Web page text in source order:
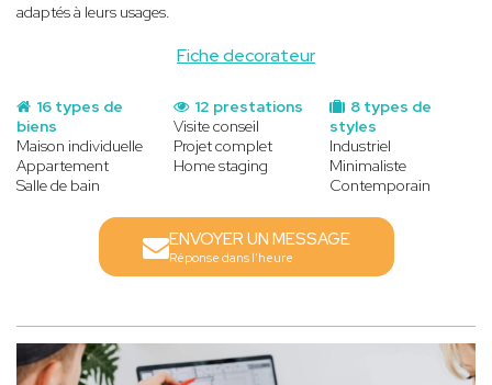
Fiche decorateur
adaptés à leurs usages.
16 types de
biens
Maison individuelle
Appartement
Salle de bain
8 types de
styles
Industriel
Minimaliste
Contemporain
12 prestations
Visite conseil
Projet complet
Home staging
ENVOYER UN MESSAGE
Réponse dans l'heure